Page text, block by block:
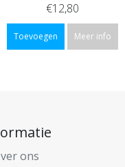
€12,80
Toevoegen Meer info
ons